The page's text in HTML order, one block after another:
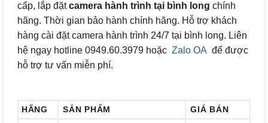
cấp, lắp đặtcamera hành trình tại bình long chính
hãng. Thời gian bảo hành chính hãng. Hỗ trợ khách
hàng cài đặt camera hành trình 24/7 tại bình long. Liên
hệ ngay hotline 0949.60.3979 hoặc Zalo OA để được
hỗ trợ tư vấn miễn phí.
HÃNG SẢN PHẨM GIÁ BÁN